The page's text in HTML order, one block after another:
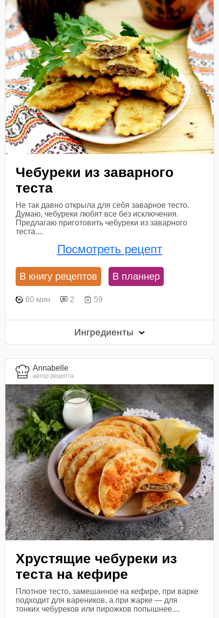
Чебуреки из заварного
теста
Не так давно открыла для себя заварное тесто.
Думаю, чебуреки любят все без исключения.
Предлагаю приготовить чебуреки из заварного
теста....
Посмотреть рецепт
В книгу рецептов В планнер
60 мин 2 59
Ингредиенты
Annabelle
автор рецепта
Хрустящие чебуреки из
теста на кефире
Плотное тесто, замешанное на кефире, при варке
подходит для вареников, а при жарке — для
тонких чебуреков или пирожков попышнее....